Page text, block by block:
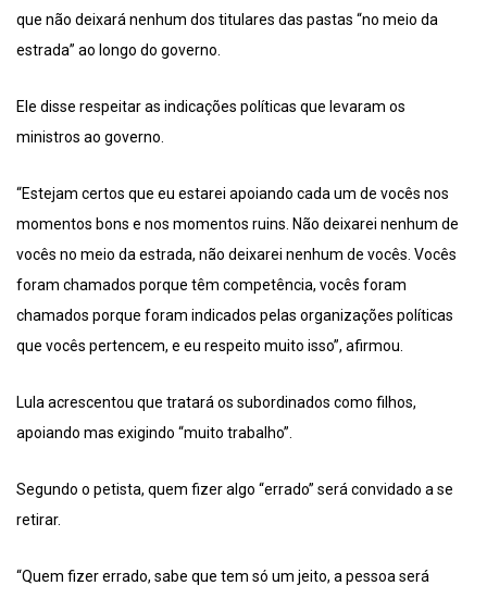
que não deixará nenhum dos titulares das pastas “no meio da
estrada” ao longo do governo.
Ele disse respeitar as indicações políticas que levaram os
ministros ao governo.
“Estejam certos que eu estarei apoiando cada um de vocês nos
momentos bons e nos momentos ruins. Não deixarei nenhum de
vocês no meio da estrada, não deixarei nenhum de vocês. Vocês
foram chamados porque têm competência, vocês foram
chamados porque foram indicados pelas organizações políticas
que vocês pertencem, e eu respeito muito isso”, afirmou.
Lula acrescentou que tratará os subordinados como filhos,
apoiando mas exigindo “muito trabalho”.
Segundo o petista, quem fizer algo “errado” será convidado a se
retirar.
“Quem fizer errado, sabe que tem só um jeito, a pessoa será